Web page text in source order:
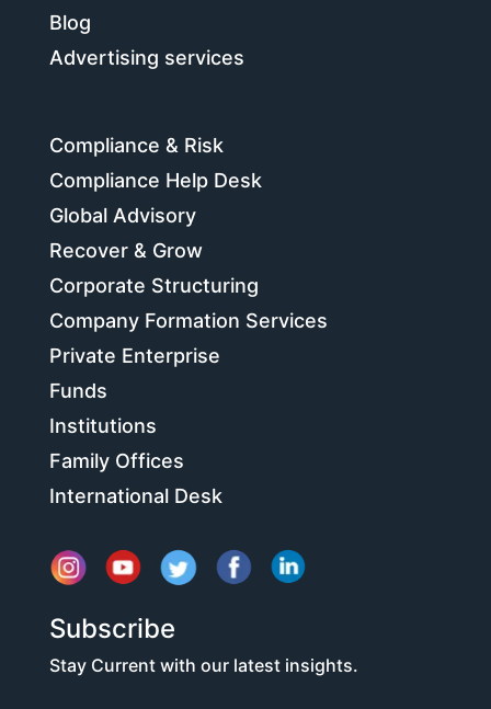
Blog
Advertising services
Compliance & Risk
Compliance Help Desk
Global Advisory
Recover & Grow
Corporate Structuring
Company Formation Services
Private Enterprise
Funds
Institutions
Family Offices
International Desk
Subscribe
Stay Current with our latest insights.